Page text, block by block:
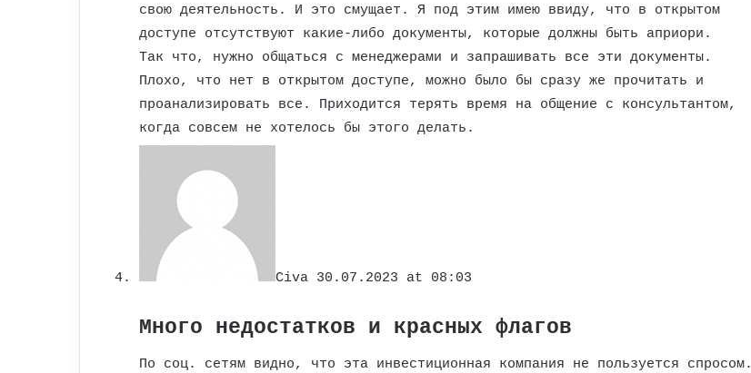
свою деятельность. И это смущает. Я под этим имею ввиду, что в открытом
доступе отсутствуют какие-либо документы, которые должны быть априори.
Так что, нужно общаться с менеджерами и запрашивать все эти документы.
Плохо, что нет в открытом доступе, можно было бы сразу же прочитать и
проанализировать все. Приходится терять время на общение с консультантом,
когда совсем не хотелось бы этого делать.
Civa 30.07.2023 at 08:03
Много недостатков и красных флагов
По соц. сетям видно, что эта инвестиционная компания не пользуется спросом.